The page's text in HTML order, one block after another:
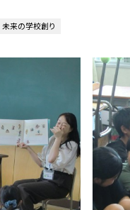
未来の学校創り